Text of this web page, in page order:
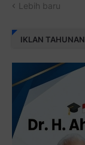
Lebih baru
IKLAN TAHUNAN